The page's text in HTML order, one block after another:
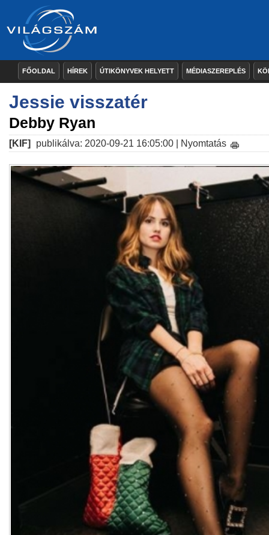
FŐOLDAL HÍREK ÚTIKÖNYVEK HELYETT MÉDIASZEREPLÉS
Jessie visszatér
Debby Ryan
[KIF] publikálva: 2020-09-21 16:05:00 | Nyomtatás